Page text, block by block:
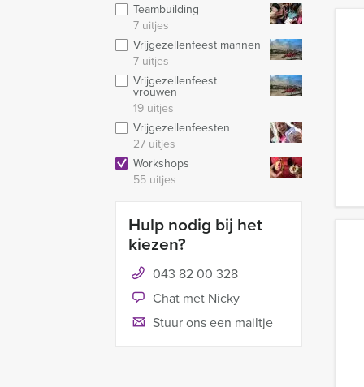
Teambuilding
7 uitjes
Vrijgezellenfeest mannen
7 uitjes
Vrijgezellenfeest
vrouwen
19 uitjes
Vrijgezellenfeesten
27 uitjes
Workshops
55 uitjes
Hulp nodig bij het
kiezen?
043 82 00 328
Chat met Nicky
Stuur ons een mailtje